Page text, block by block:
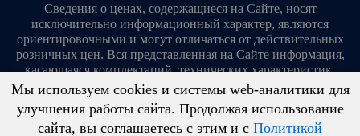
Сведения о ценах, содержащиеся на Сайте, носят
исключительно информационный характер, являются
ориентировочными и могут отличаться от действительных
розничных цен. Вся представленная на Сайте информация,
касающаяся комплектаций, технических характеристик,
цветовых сочетаний, стоимости услуг, сервисного
обслуживания, дополнительного оборудования, условий
аренды оборудования и т. п., ни при каких условиях не
является публичной офертой, определяемой положениями
Мы используем cookies и системы web-аналитики для
улучшения работы сайта. Продолжая использование
сайта, вы соглашаетесь с этим и с Политикой